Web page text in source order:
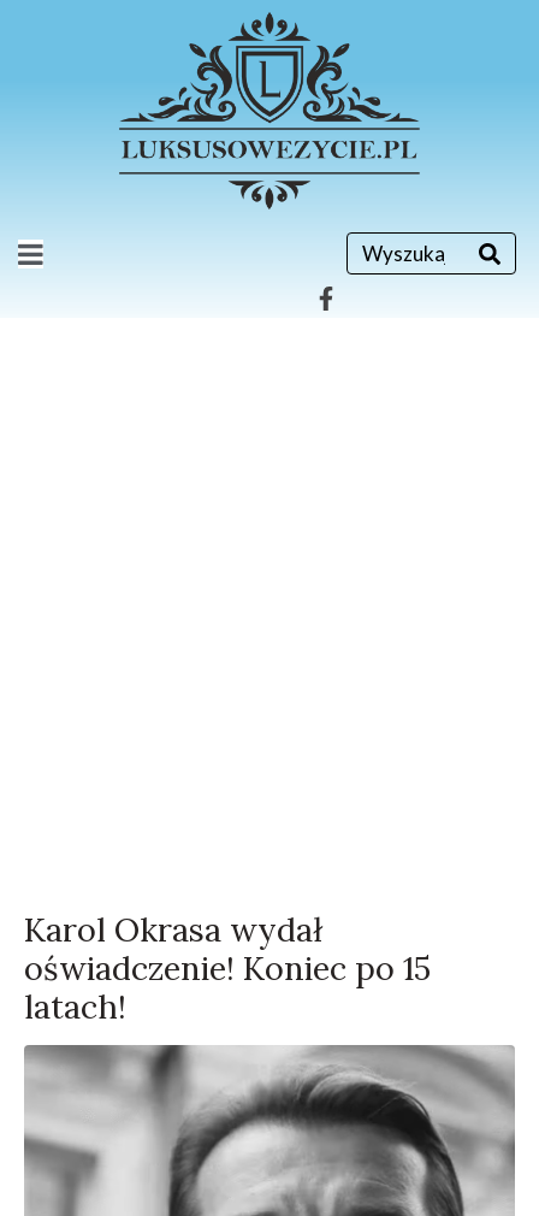
Karol Okrasa wydał
oświadczenie! Koniec po 15
latach!